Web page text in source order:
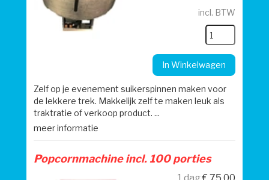
incl. BTW
In Winkelwagen
Zelf op je evenement suikerspinnen maken voor
de lekkere trek. Makkelijk zelf te maken leuk als
traktratie of verkoop product. ...
meer informatie
Popcornmachine incl. 100 porties